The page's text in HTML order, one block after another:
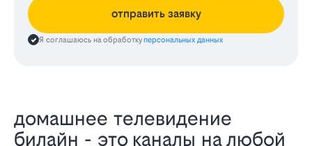
отправить заявку
Я соглашаюсь на обработкуперсональных данных
домашнее телевидение
билайн - это каналы на любой